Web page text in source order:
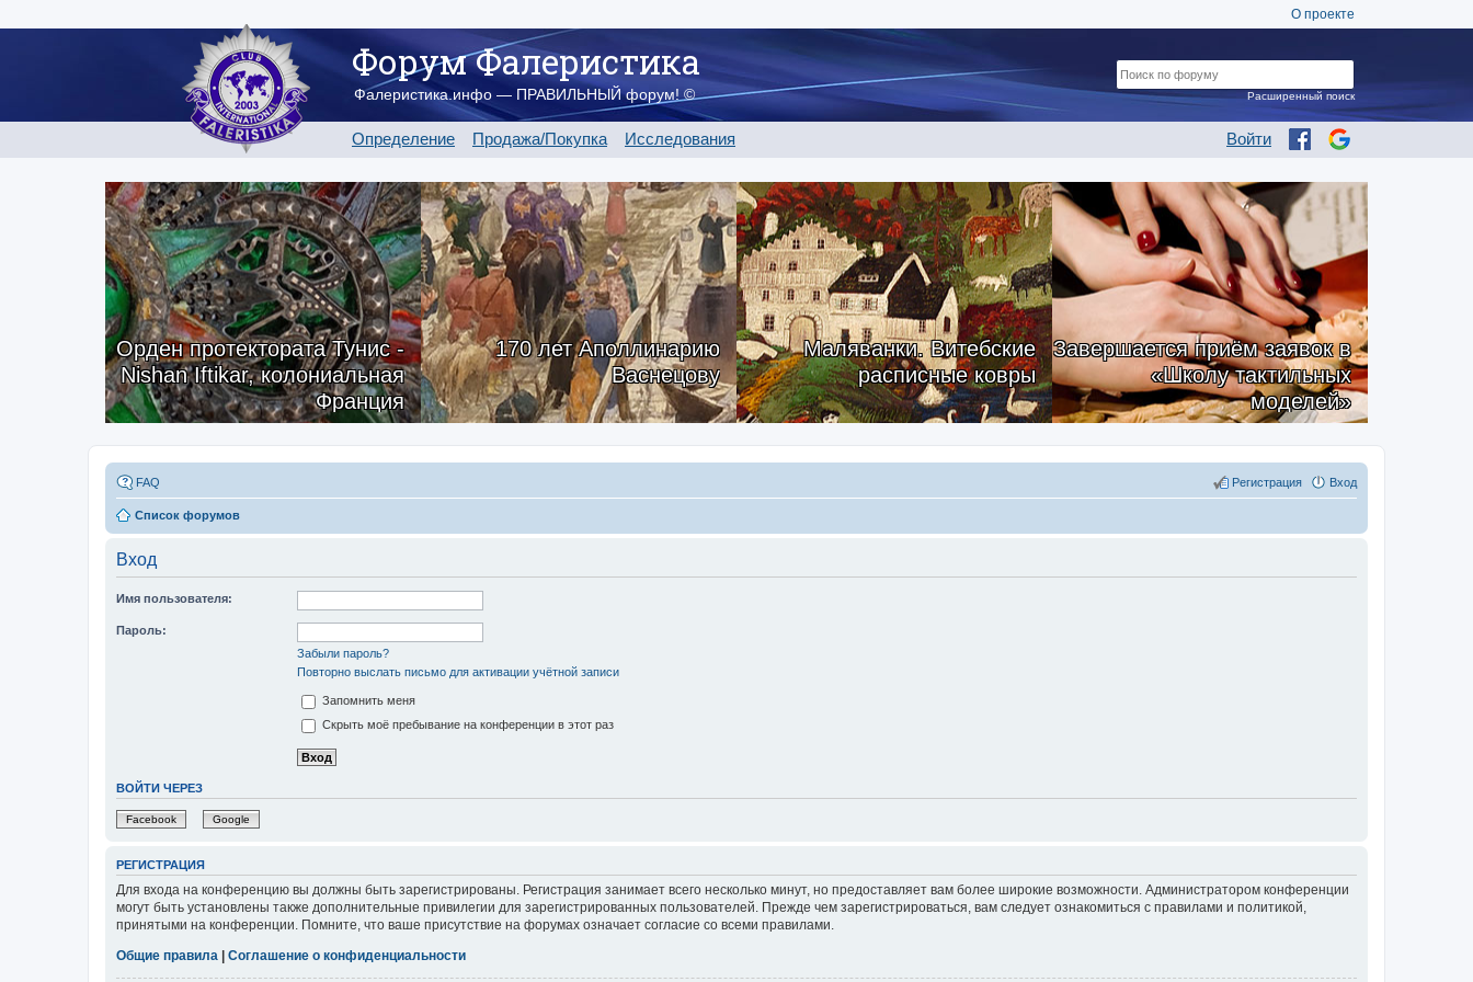
О проекте
Форум Фалеристика
Фалеристика.инфо — ПРАВИЛЬНЫЙ форум! ©
Определение Продажа/Покупка Исследования Войти
Расширенный поиск
Орден протектората Тунис -
Nishan Iftikar, колониальная
Франция
170 лет Аполлинарию
Васнецову
Маляванки. Витебские
расписные ковры
Завершается приём заявок в
«Школу тактильных
моделей»
FAQ Вход
Регистрация
Список форумов
Вход
Имя пользователя:
Пароль:
Забыли пароль?
Повторно выслать письмо для активации учётной записи
Запомнить меня
Скрыть моё пребывание на конференции в этот раз
ВОЙТИ ЧЕРЕЗ
Facebook Google
РЕГИСТРАЦИЯ
Для входа на конференцию вы должны быть зарегистрированы. Регистрация занимает всего несколько минут, но предоставляет вам более широкие возможности. Администратором конференции
могут быть установлены также дополнительные привилегии для зарегистрированных пользователей. Прежде чем зарегистрироваться, вам следует ознакомиться с правилами и политикой,
принятыми на конференции. Помните, что ваше присутствие на форумах означает согласие со всеми правилами.
Общие правила
Соглашение о конфиденциальности